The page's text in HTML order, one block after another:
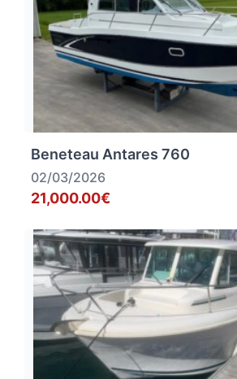
Beneteau Antares 760
02/03/2026
21,000.00€